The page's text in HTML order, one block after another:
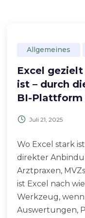
Allgemeines
Excel
ist – durch
BI-Plattform
Juli 21, 2025
Wo Excel stark
direkter
Arztpraxen,
ist Excel nach
Werkzeug,
Auswertungen,